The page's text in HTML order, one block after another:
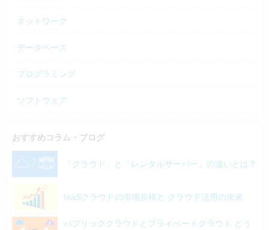
ネットワーク
データベース
プログラミング
ソフトウェア
おすすめコラム・ブログ
「クラウド」と「レンタルサーバー」の違いとは？
IaaSクラウドの市場規模と クラウド活用の未来
パブリッククラウドとプライベートクラウド どう